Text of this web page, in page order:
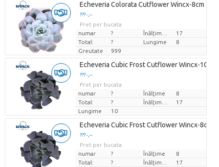
Echeveria Colorata Cutflower Wincx-8cm
??? -,--
Pret per bucata
numar
?
17
Total:
? Lungime
8
Greutate
999
Echeveria Cubic Frost Cutflower Wincx-10cm
??? -,--
Pret per bucata
numar
? Înălţime
8
Total:
?
17
Lungime
10
Echeveria Cubic Frost Cutflower Wincx-8cm
??? -,--
Pret per bucata
numar
? Înălţime
8
Total:
?
17